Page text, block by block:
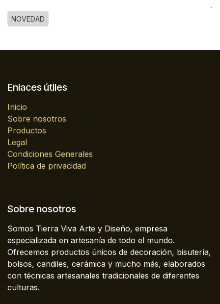
NOVEDAD
Enlaces útiles
Inicio
Sobre nosotros
Productos
Legal
Condiciones Generales
Política de privacidad
Sobre nosotros
Somos Tierra Viva Arte y Diseño, empresa
especializada en artesanía de todo el mundo.
Ofrecemos productos únicos de decoración, bisutería,
bolsos, candiles, cerámica y mucho más, elaborados
con técnicas artesanales tradicionales de diferentes
culturas.